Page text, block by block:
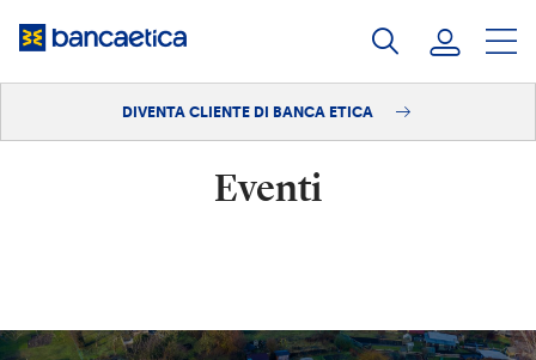
DIVENTA CLIENTE DI BANCA ETICA
Eventi